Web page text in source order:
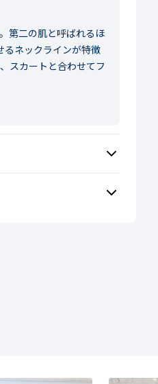
第二の肌と呼ばれるほ
るネックラインが特徴
スカートと合わせてフ